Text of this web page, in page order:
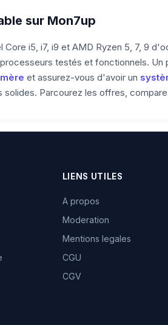
sur Mon7up
i5, i7, i9 et AMD Ryzen 5, 7, 9
testés et fonctionnels.
et assurez-vous d'avoir un
Parcourez les offres,
LIENS UTILES
A propos
Moderation
Mentions legales
CGU
CGV